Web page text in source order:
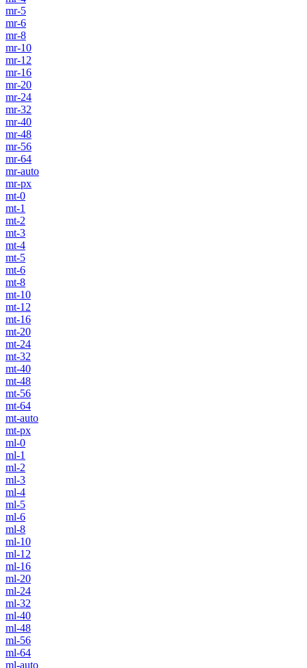
mr-5
mr-6
mr-8
mr-10
mr-12
mr-16
mr-20
mr-24
mr-32
mr-40
mr-48
mr-56
mr-64
mr-auto
mr-px
mt-0
mt-1
mt-2
mt-3
mt-4
mt-5
mt-6
mt-8
mt-10
mt-12
mt-16
mt-20
mt-24
mt-32
mt-40
mt-48
mt-56
mt-64
mt-auto
mt-px
ml-0
ml-1
ml-2
ml-3
ml-4
ml-5
ml-6
ml-8
ml-10
ml-12
ml-16
ml-20
ml-24
ml-32
ml-40
ml-48
ml-56
ml-64
ml-auto